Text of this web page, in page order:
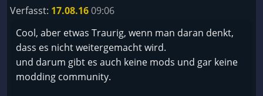
Verfasst: 17.08.1609:06
Cool, aber etwas Traurig, wenn man daran denkt,
dass es nicht weitergemacht wird.
und darum gibt es auch keine mods und gar keine
modding community.